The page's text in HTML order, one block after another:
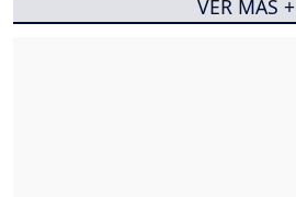
VER MÁS +